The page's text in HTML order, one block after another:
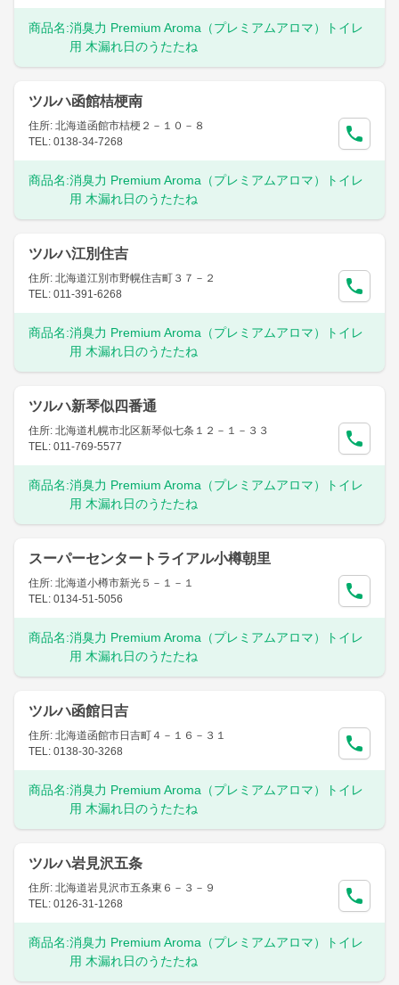
商品名:消臭力 Premium Aroma（プレミアムアロマ）トイレ
用 木漏れ日のうたたね
ツルハ函館桔梗南
住所: 北海道函館市桔梗２－１０－８
TEL: 0138-34-7268
商品名:消臭力 Premium Aroma（プレミアムアロマ）トイレ
用 木漏れ日のうたたね
ツルハ江別住吉
住所: 北海道江別市野幌住吉町３７－２
TEL: 011-391-6268
商品名:消臭力 Premium Aroma（プレミアムアロマ）トイレ
用 木漏れ日のうたたね
ツルハ新琴似四番通
住所: 北海道札幌市北区新琴似七条１２－１－３３
TEL: 011-769-5577
商品名:消臭力 Premium Aroma（プレミアムアロマ）トイレ
用 木漏れ日のうたたね
スーパーセンタートライアル小樽朝里
住所: 北海道小樽市新光５－１－１
TEL: 0134-51-5056
商品名:消臭力 Premium Aroma（プレミアムアロマ）トイレ
用 木漏れ日のうたたね
ツルハ函館日吉
住所: 北海道函館市日吉町４－１６－３１
TEL: 0138-30-3268
商品名:消臭力 Premium Aroma（プレミアムアロマ）トイレ
用 木漏れ日のうたたね
ツルハ岩見沢五条
住所: 北海道岩見沢市五条東６－３－９
TEL: 0126-31-1268
商品名:消臭力 Premium Aroma（プレミアムアロマ）トイレ
用 木漏れ日のうたたね